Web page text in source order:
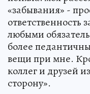
«забывания» -
ответственность
любыми
более
вещи при мне.
коллег и друзей
сторону».